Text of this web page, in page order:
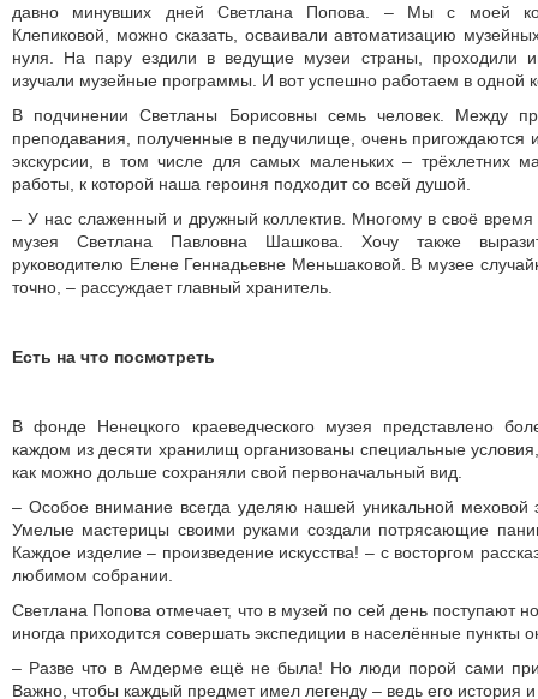
давно минувших дней Светлана Попова. – Мы с моей
Клепиковой, можно сказать, осваивали автоматизацию
нуля. На пару ездили в ведущие музеи страны, проходили
изучали музейные программы. И вот успешно работаем в одной
В подчинении Светланы Борисовны семь человек. Между
преподавания, полученные в педучилище, очень пригождаются
экскурсии, в том числе для самых маленьких – трёхлетних
работы, к которой наша героиня подходит со всей душой.
– У нас слаженный и дружный коллектив. Многому в своё время
музея Светлана Павловна Шашкова. Хочу также
руководителю Елене Геннадьевне Меньшаковой. В музее
точно, – рассуждает главный хранитель.
Есть на что посмотреть
В фонде Ненецкого краеведческого музея представлено
каждом из десяти хранилищ организованы специальные
как можно дольше сохраняли свой первоначальный вид.
– Особое внимание всегда уделяю нашей уникальной меховой
Умелые мастерицы своими руками создали потрясающие
Каждое изделие – произведение искусства! – с восторгом
любимом собрании.
Светлана Попова отмечает, что в музей по сей день поступают
иногда приходится совершать экспедиции в населённые пункты
– Разве что в Амдерме ещё не была! Но люди порой сами
Важно, чтобы каждый предмет имел легенду – ведь его история и